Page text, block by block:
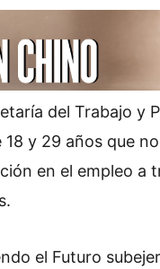
del Trabajo y
y 29 años que
en el empleo a
el Futuro